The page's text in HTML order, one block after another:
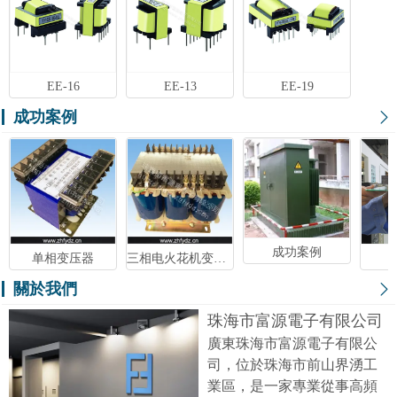
EE-16 EE-13 EE-19
成功案例
单相变压器 三相电火花机变压器 成功案例
關於我們
珠海市富源電子有限公司
廣東珠海市富源電子有限公
司，位於珠海市前山界湧工
業區，是一家專業從事高頻